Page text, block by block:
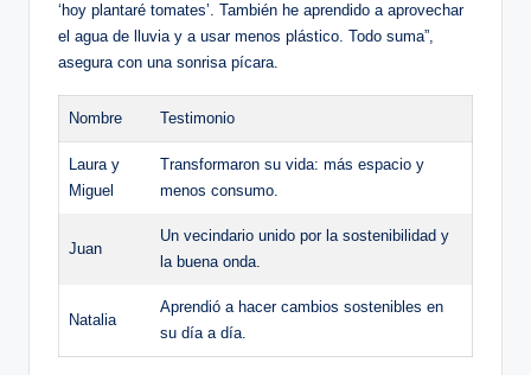
‘hoy plantaré tomates’. También he aprendido a aprovechar
el agua de lluvia y a usar menos plástico. Todo suma”,
asegura con una sonrisa pícara.
Nombre Testimonio
Laura y
Miguel
Transformaron su vida: más espacio y
menos consumo.
Juan
Un vecindario unido por la sostenibilidad y
la buena onda.
Natalia
Aprendió a hacer cambios sostenibles en
su día a día.